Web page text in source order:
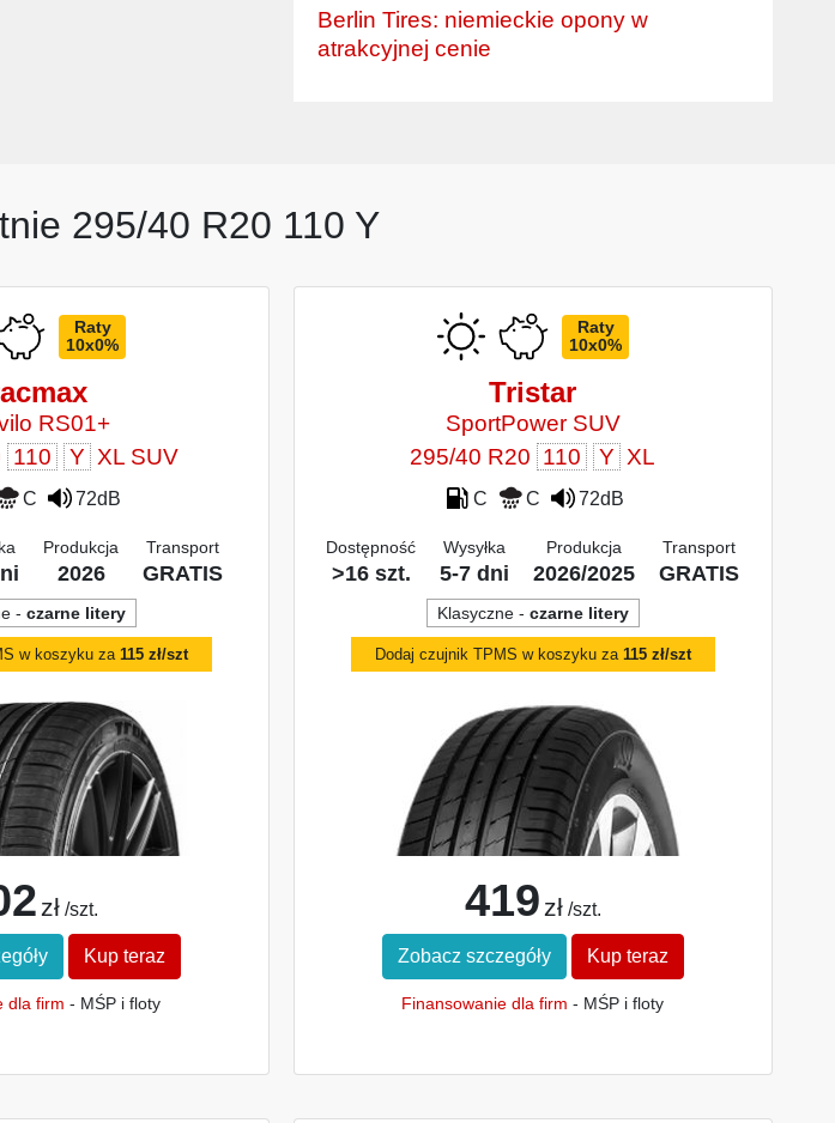
Berlin Tires: niemieckie opony w
atrakcyjnej cenie
295/40 R20 110 Y
Raty
10x0%
RS01+
110 Y XL SUV
C 72dB
Produkcja
2026
Transport
GRATIS
- czarne litery
w koszyku za115 zł/szt
zł /szt.
Kup teraz
dla firm - MŚP i floty
Raty
10x0%
Tristar
SportPower SUV
295/40 R20 110 Y XL
C C 72dB
Dostępność
>16 szt.
Wysyłka
5-7 dni
Produkcja
2026/2025
Transport
GRATIS
Klasyczne - czarne litery
Dodaj czujnik TPMS w koszyku za 115 zł/szt
419 zł /szt.
Zobacz szczegóły Kup teraz
Finansowanie dla firm - MŚP i floty